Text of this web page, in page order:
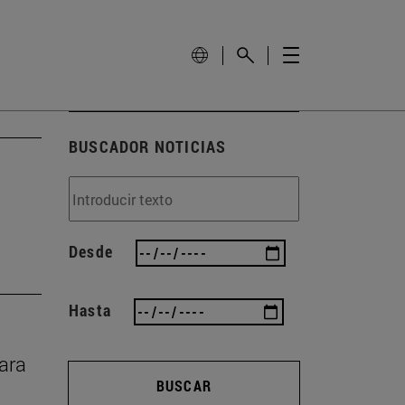
BUSCADOR NOTICIAS
Desde
Hasta
BUSCAR